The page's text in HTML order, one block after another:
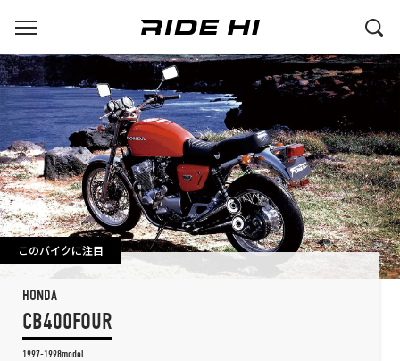
このバイクに注目
HONDA
CB400FOUR
1997-1998model